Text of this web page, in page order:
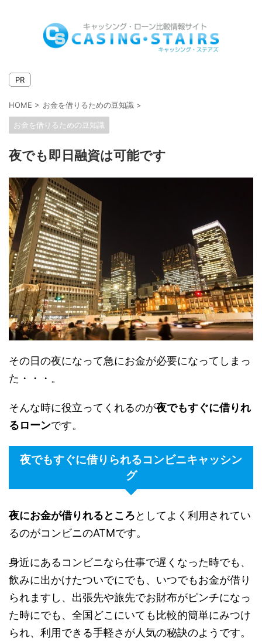
PR
HOME > お金を借りるための豆知識 >
お金を借りるための豆知識
夜でも即日融資は可能です
その日の夜になって急にお金が必要になってしまっ
た・・・。
そんな時に役立ってくれるのが夜でもすぐに借りれ
るローンです。
夜でもすぐに借りられるコンビニキャッシン
グ
夜にお金が借りれるところとしてよく利用されてい
るのがコンビニのATMです。
身近にあるコンビニなら仕事で遅くなった時でも、
飲みに出かけたついでにでも、いつでもお金が借り
られますし、出張先や旅先でお財布がピンチになっ
た時にでも、全国どこにいても比較的簡単にみつけ
られ、利用できる手軽さが人気の秘訣のようです。